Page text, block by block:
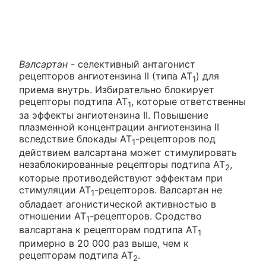
Валсартан - селективный антагонист
рецепторов ангиотензина II (типа AT1) для
приема внутрь. Избирательно блокирует
рецепторы подтипа AT1, которые ответственны
за эффекты ангиотензина II. Повышение
плазменной концентрации ангиотензина II
вследствие блокады AT1-рецепторов под
действием валсартана может стимулировать
незаблокированные рецепторы подтипа АТ2,
которые противодействуют эффектам при
стимуляции AT1-рецепторов. Валсартан не
обладает агонистической активностью в
отношении АТ1-рецепторов. Сродство
валсартана к рецепторам подтипа AT1
примерно в 20 000 раз выше, чем к
рецепторам подтипа АТ2.